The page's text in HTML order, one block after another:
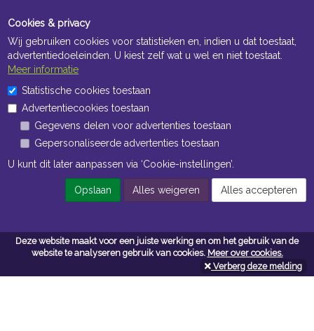
Deze website maakt voor een juiste werking en om het gebruik van de
website te analyseren gebruik van cookies. Meer over cookies.
Verberg deze melding
Openingstijden Kantoor
ma t/m vr 8:30 uur tot 17:00 uur
Openingstijden Magazijn
ma t/m vr 7:00 uur tot 16:30 uur
Navigatie
Algemene voorwaarden
Privacy
Cookies & privacy
Wij gebruiken cookies voor statistieken en, indien u dat toestaat,
advertentiedoeleinden. U kiest zelf wat u wel en niet toestaat.
Meer informatie
Statistische cookies toestaan
Advertentiecookies toestaan
Gegevens delen voor advertenties toestaan
Gepersonaliseerde advertenties toestaan
U kunt dit later aanpassen via ‘Cookie-instellingen’.
Opslaan Alles weigeren Alles accepteren